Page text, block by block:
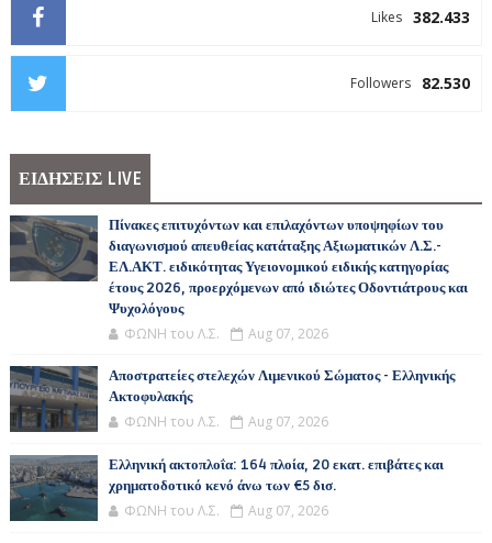
382.433
Likes
82.530
Followers
ΕΙΔΗΣΕΙΣ LIVE
Πίνακες επιτυχόντων και επιλαχόντων υποψηφίων του
διαγωνισμού απευθείας κατάταξης Αξιωματικών Λ.Σ.-
ΕΛ.ΑΚΤ. ειδικότητας Υγειονομικού ειδικής κατηγορίας
έτους 2026, προερχόμενων από ιδιώτες Οδοντιάτρους και
Ψυχολόγους
ΦΩΝΗ του Λ.Σ. Aug 07, 2026
Αποστρατείες στελεχών Λιμενικού Σώματος - Ελληνικής
Ακτοφυλακής
ΦΩΝΗ του Λ.Σ. Aug 07, 2026
Ελληνική ακτοπλοΐα: 164 πλοία, 20 εκατ. επιβάτες και
χρηματοδοτικό κενό άνω των €5 δισ.
ΦΩΝΗ του Λ.Σ. Aug 07, 2026